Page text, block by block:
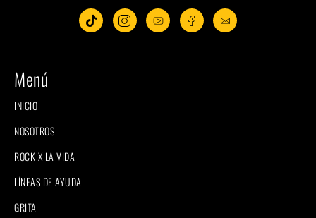
Menú
INICIO
NOSOTROS
ROCK X LA VIDA
LÍNEAS DE AYUDA
GRITA